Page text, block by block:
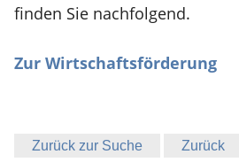
finden Sie nachfolgend.
Zur Wirtschaftsförderung
Zurück zur Suche Zurück